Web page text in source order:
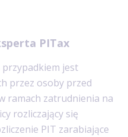
PITax
przypadkiem jest
przez osoby przed
ramach zatrudnienia na
rozliczający się
PIT zarabiające